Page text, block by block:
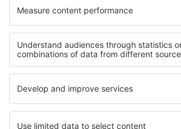
Cele mai bune hoteluri - regiuni
Hoteluri În Mures județul Hoteluri în
Hoteluri În Sibiu județul Hoteluri în
Hoteluri În Suceava județul
Hoteluri în Tachovsko - Stribrsko Hoteluri